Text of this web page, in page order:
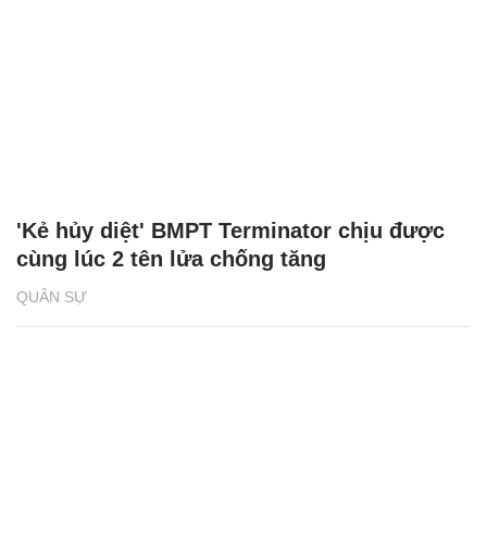
QUÂN SỰ
'Kẻ hủy diệt' BMPT Terminator chịu được
cùng lúc 2 tên lửa chống tăng